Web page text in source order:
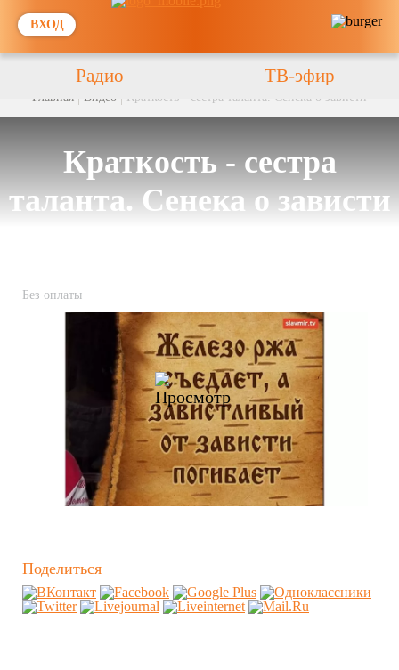
ВХОД
Радио ТВ-эфир
Главная Видео Краткость - сестра таланта. Сенека о зависти
Краткость - сестра
таланта. Сенека о зависти
Без оплаты
Поделиться